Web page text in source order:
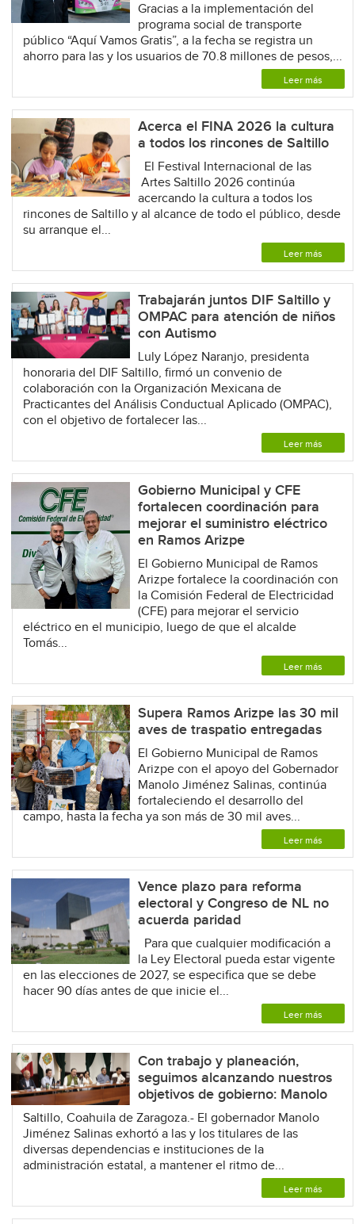
Gracias a la implementación del
programa social de transporte
público “Aquí Vamos Gratis”, a la fecha se registra un
ahorro para las y los usuarios de 70.8 millones de pesos,...
Leer más
Acerca el FINA 2026 la cultura
a todos los rincones de Saltillo
El Festival Internacional de las
Artes Saltillo 2026 continúa
acercando la cultura a todos los
rincones de Saltillo y al alcance de todo el público, desde
su arranque el...
Leer más
Trabajarán juntos DIF Saltillo y
OMPAC para atención de niños
con Autismo
Luly López Naranjo, presidenta
honoraria del DIF Saltillo, firmó un convenio de
colaboración con la Organización Mexicana de
Practicantes del Análisis Conductual Aplicado (OMPAC),
con el objetivo de fortalecer las...
Leer más
Gobierno Municipal y CFE
fortalecen coordinación para
mejorar el suministro eléctrico
en Ramos Arizpe
El Gobierno Municipal de Ramos
Arizpe fortalece la coordinación con
la Comisión Federal de Electricidad
(CFE) para mejorar el servicio
eléctrico en el municipio, luego de que el alcalde
Tomás...
Leer más
Supera Ramos Arizpe las 30 mil
aves de traspatio entregadas
El Gobierno Municipal de Ramos
Arizpe con el apoyo del Gobernador
Manolo Jiménez Salinas, continúa
fortaleciendo el desarrollo del
campo, hasta la fecha ya son más de 30 mil aves...
Leer más
Vence plazo para reforma
electoral y Congreso de NL no
acuerda paridad
Para que cualquier modificación a
la Ley Electoral pueda estar vigente
en las elecciones de 2027, se especifica que se debe
hacer 90 días antes de que inicie el...
Leer más
Con trabajo y planeación,
seguimos alcanzando nuestros
objetivos de gobierno: Manolo
Saltillo, Coahuila de Zaragoza.- El gobernador Manolo
Jiménez Salinas exhortó a las y los titulares de las
diversas dependencias e instituciones de la
administración estatal, a mantener el ritmo de...
Leer más